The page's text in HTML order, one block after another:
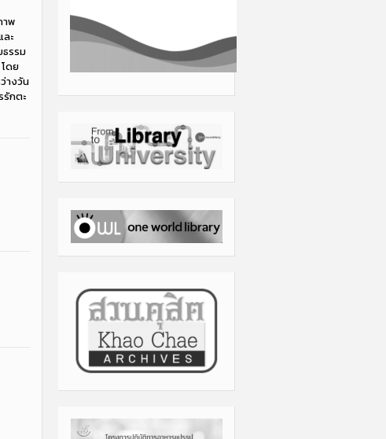
าพ
ะ
รรม
ดย
างวัน
กตะ